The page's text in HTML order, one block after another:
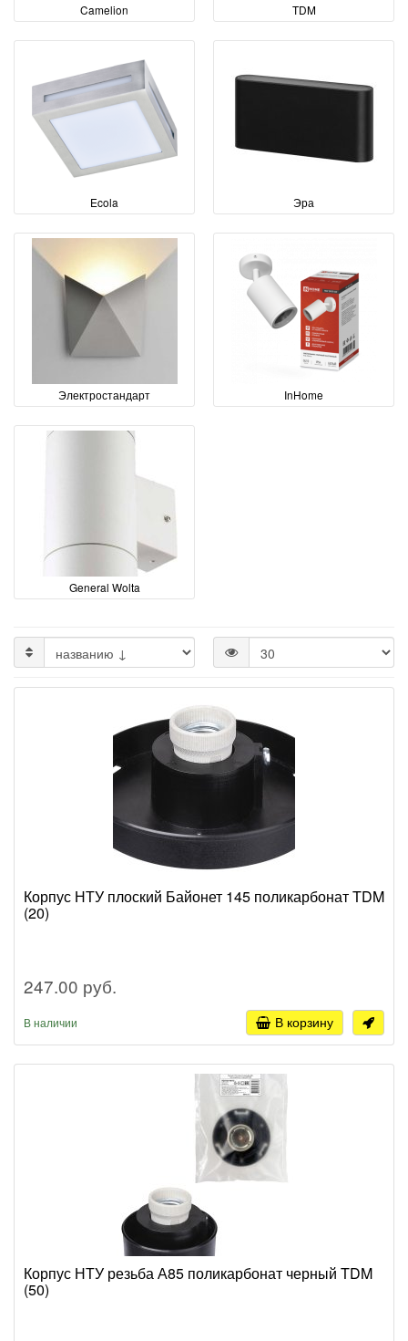
Camelion TDM
Ecola Эра
Электростандарт InHome
General Wolta
Корпус НТУ плоский Байонет 145 поликарбонат TDM
(20)
247.00 руб.
В наличии В корзину
Корпус НТУ резьба А85 поликарбонат черный TDM
(50)